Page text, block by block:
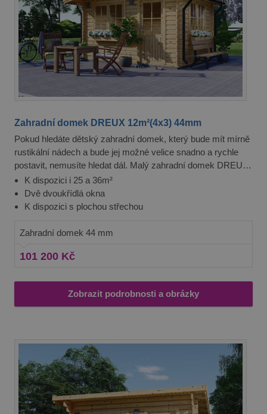
Zahradní domek DREUX 12m²(4x3) 44mm
Pokud hledáte dětský zahradní domek, který bude mít mírně
rustikální nádech a bude jej možné velice snadno a rychle
postavit, nemusíte hledat dál. Malý zahradní domek DREUX
je totiž naprosto ideální společník pro vás a vaši zahradu.
K dispozici i 25 a 36m²
Dvě dvoukřídlá okna
K dispozici s plochou střechou
Zahradní domek 44 mm
101 200 Kč
Zobrazit podrobnosti a obrázky